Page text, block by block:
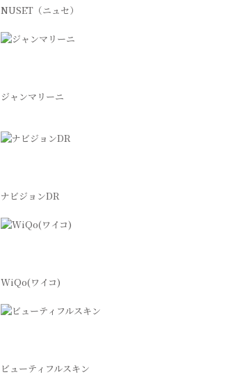
NUSET（ニュセ）
ジャンマリーニ
ナビジョンDR
WiQo(ワイコ)
ビューティフルスキン